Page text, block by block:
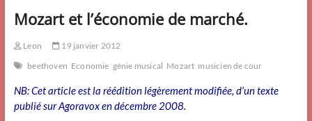
Mozart et l’économie de marché.
Leon
19 janvier 2012
beethoven Economie génie musical Mozart musicien de cour
NB: Cet article est la réédition légèrement modifiée, d’un texte
publié sur Agoravox en décembre 2008.